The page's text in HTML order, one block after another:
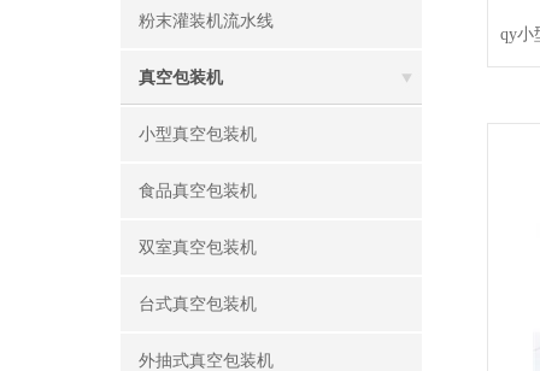
粉末灌装机流水线
真空包装机
小型真空包装机
食品真空包装机
双室真空包装机
台式真空包装机
外抽式真空包装机
qy小